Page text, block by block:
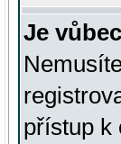
Je
přístup k